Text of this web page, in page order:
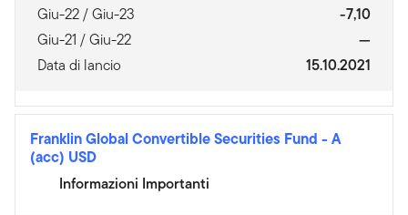
Giu-22 / Giu-23
-7,10
Giu-21 / Giu-22
—
Data di lancio
15.10.2021
Franklin Global Convertible Securities Fund - A
(acc) USD
Informazioni Importanti